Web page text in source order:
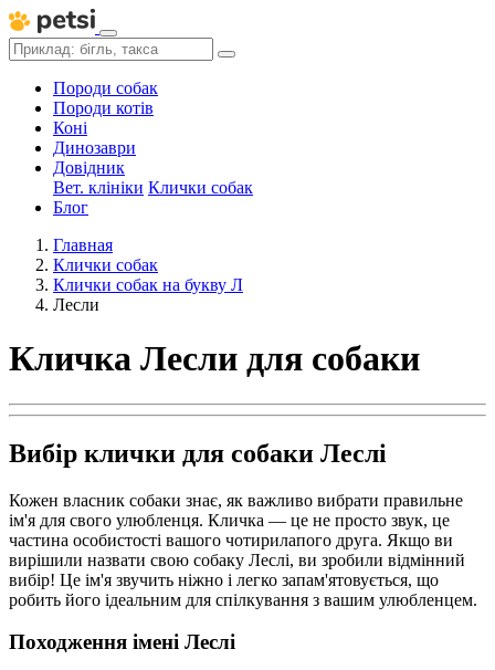
Породи собак
Породи котів
Коні
Динозаври
Довідник
Вет. клініки Клички собак
Блог
Главная
Клички собак
Клички собак на букву Л
Лесли
Кличка Лесли для собаки
Вибір клички для собаки Леслі
Кожен власник собаки знає, як важливо вибрати правильне
ім'я для свого улюбленця. Кличка — це не просто звук, це
частина особистості вашого чотирилапого друга. Якщо ви
вирішили назвати свою собаку Леслі, ви зробили відмінний
вибір! Це ім'я звучить ніжно і легко запам'ятовується, що
робить його ідеальним для спілкування з вашим улюбленцем.
Походження імені Леслі